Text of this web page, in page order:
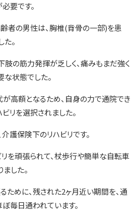
要です。
者の男性は、胸椎(背骨の一部)を患
。
肢の筋力発揮が乏しく、痛みもまだ強く
な状態でした。
が高額となるため、自身の力で通院でき
リを選択されました。
護保険下のリハビリです。
リを頑張られて、杖歩行や簡単な自転車
した。
ために、残された2ヶ月近い期間を、通
毎日通われています。